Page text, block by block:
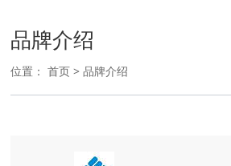
品牌介绍
位置：首页 >品牌介绍